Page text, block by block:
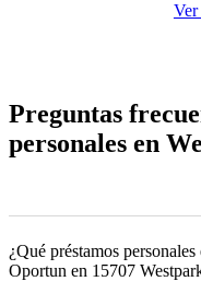
Ver
Preguntas
personales en
¿Qué préstamos
Oportun en 15707